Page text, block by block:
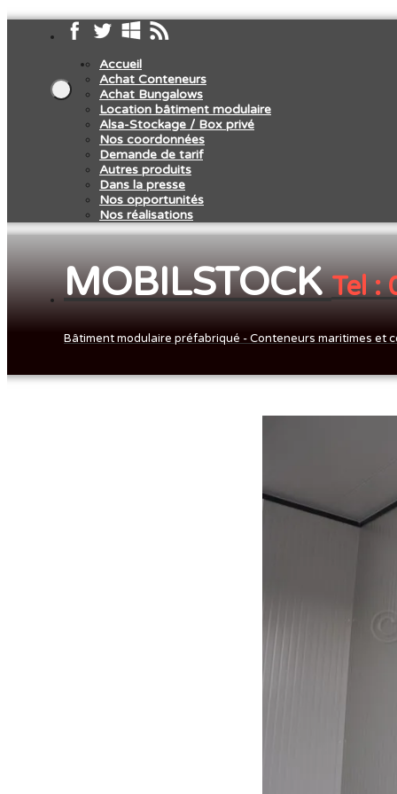
Accueil
Achat Conteneurs
Achat Bungalows
Location bâtiment modulaire
Alsa-Stockage / Box privé
Nos coordonnées
Demande de tarif
Autres produits
Dans la presse
Nos opportunités
Nos réalisations
MOBILSTOCKTel :
Bâtiment modulaire préfabriqué - Conteneurs maritimes et